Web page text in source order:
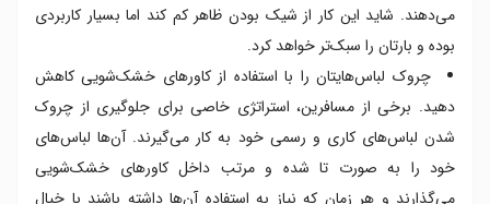
می‌دهند. شاید این کار از شیک بودن ظاهر کم کند اما بسیار کاربردی
بوده و بارتان را سبک‌تر خواهد کرد.
چروک لباس‌هایتان را با استفاده از کاورهای خشک‌شویی کاهش
دهید. برخی از مسافرین، استراتژی خاصی برای جلوگیری از چروک
شدن لباس‌های کاری و رسمی خود به کار می‌گیرند. آن‌ها لباس‌های
خود را به صورت تا شده و مرتب داخل کاورهای خشک‌شویی
می‌گذارند و هر زمان که نیاز به استفاده آن‌ها داشته باشند با خیال